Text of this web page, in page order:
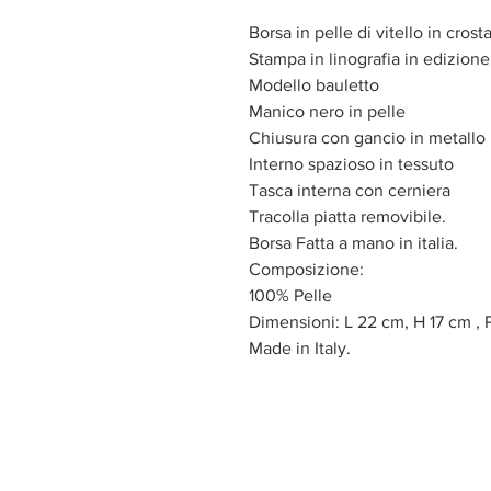
Borsa in pelle di vitello in
Stampa in linografia in
Modello bauletto
Manico nero in pelle
Chiusura con gancio in metallo
Interno spazioso in tessuto
Tasca interna con cerniera
Tracolla piatta removibile.
Borsa Fatta a mano in italia.
Composizione:
100% Pelle
Dimensioni: L 22 cm, H 17 cm ,
Made in Italy.